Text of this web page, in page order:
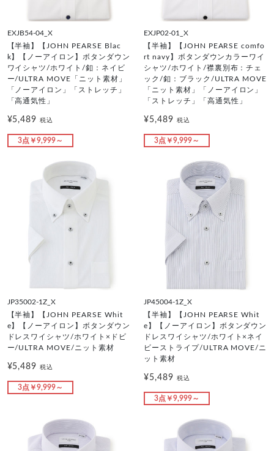
EXJB54-04_X
【半袖】【JOHN PEARSE Blac
k】【ノーアイロン】ボタンダウン
ワイシャツ/ホワイト/釦：ネイビ
ー/ULTRA MOVE「ニット素材」
「ノーアイロン」「ストレッチ」
「高通気性」
¥5,489税込
3点￥9,999～
EXJP02-01_X
【半袖】【JOHN PEARSE comfo
rt navy】ボタンダウンカラーワイ
シャツ/ホワイト/襟裏別布：チェ
ック/釦：ブラック/ULTRA MOVE
「ニット素材」「ノーアイロン」
「ストレッチ」「高通気性」
¥5,489 税込
3点￥9,999～
JP35002-1Z_X
【半袖】【JOHN PEARSE Whit
e】【ノーアイロン】ボタンダウン
ドレスワイシャツ/ホワイト×ドビ
ー/ULTRA MOVE/ニット素材
¥5,489税込
3点￥9,999～
JP45004-1Z_X
【半袖】【JOHN PEARSE Whit
e】【ノーアイロン】ボタンダウン
ドレスワイシャツ/ホワイト×ネイ
ビーストライプ/ULTRA MOVE/ニ
ット素材
¥5,489 税込
3点￥9,999～